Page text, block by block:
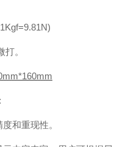
。
和重现性。